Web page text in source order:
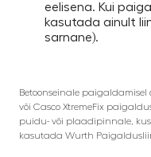
eelisena. Kui
kasutada ainult
sarnane).
Betoonseinale paigaldamisel
või Casco XtremeFix
puidu- või plaadipinnale,
kasutada Wurth